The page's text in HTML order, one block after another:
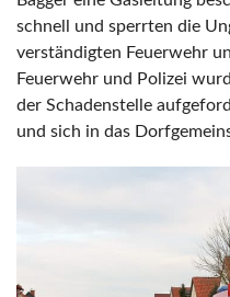
schnell und sperrten die
verständigten Feuerwehr
Feuerwehr und Polizei
der Schadenstelle
und sich in das